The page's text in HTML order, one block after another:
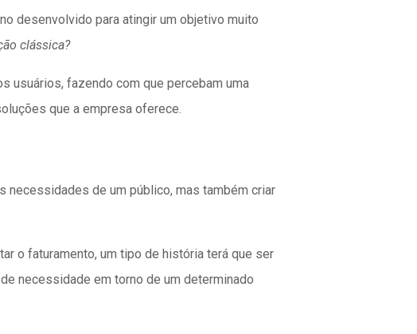
desenvolvido para atingir um objetivo muito
clássica?
usuários, fazendo com que percebam uma
que a empresa oferece.
de um público, mas também criar
o faturamento, um tipo de história terá que ser
necessidade em torno de um determinado